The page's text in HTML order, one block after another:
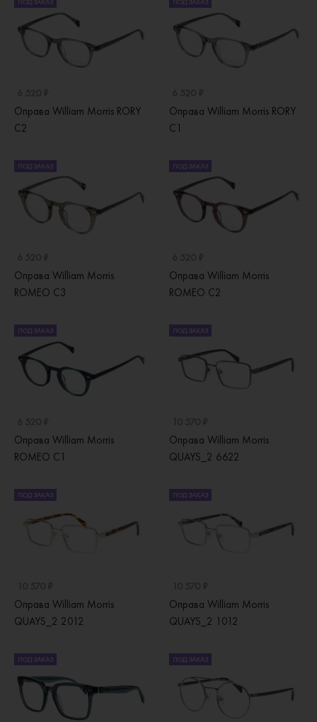
Оправа William Morris RORY
C2
Оправа William Morris RORY
C1
ПОД ЗАКАЗ
Оправа William Morris
ROMEO C3
ПОД ЗАКАЗ
Оправа William Morris
ROMEO C2
ПОД ЗАКАЗ
Оправа William Morris
ROMEO C1
ПОД ЗАКАЗ
Оправа William Morris
QUAYS_2 6622
ПОД ЗАКАЗ
Оправа William Morris
QUAYS_2 2012
ПОД ЗАКАЗ
Оправа William Morris
QUAYS_2 1012
ПОД ЗАКАЗ ПОД ЗАКАЗ